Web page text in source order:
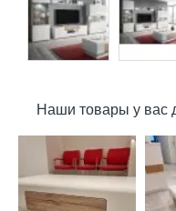
Наши товары у вас